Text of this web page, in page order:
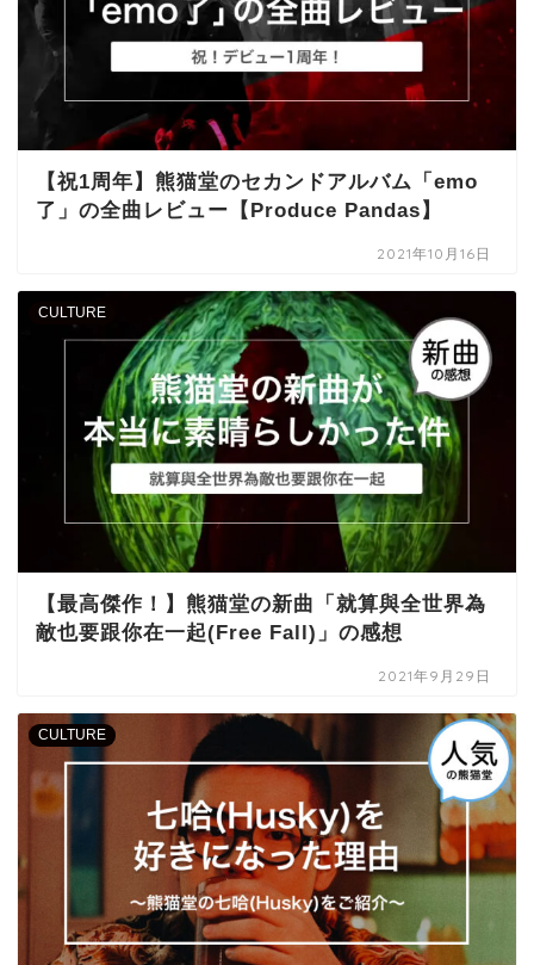
【祝1周年】熊猫堂のセカンドアルバム「emo
了」の全曲レビュー【Produce Pandas】
2021年10月16日
CULTURE
【最高傑作！】熊猫堂の新曲「就算與全世界為
敵也要跟你在一起(Free Fall)」の感想
2021年9月29日
CULTURE